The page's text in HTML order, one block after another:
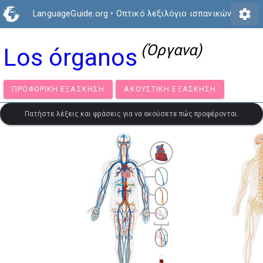
LanguageGuide.org • Οπτικό λεξιλόγιο ισπανικών settings
Los órganos (Όργανα)
ΠΡΟΦΟΡΙΚΉ ΕΞΆΣΚΗΣΗ ΑΚΟΥΣΤΙΚΉ ΕΞΆΣΚΗΣΗ
Πατήστε λέξεις και φράσεις για να ακούσετε πώς προφέρονται.